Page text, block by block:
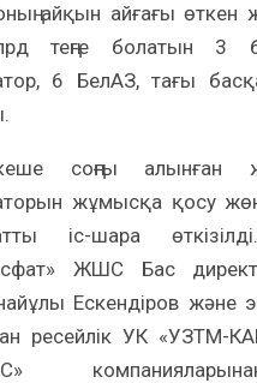
айқын айғағы өткен
теңге болатын 3
6 БелАЗ, тағы
соңғы алынған
жұмысқа қосу
іс-шара
ЖШС Бас
Ескендіров және
ресейлік УК «УЗТМ-